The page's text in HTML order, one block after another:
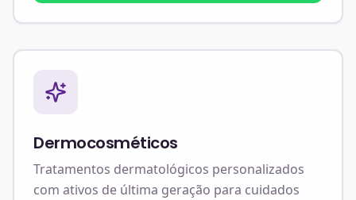
Dermocosméticos
Tratamentos dermatológicos personalizados
com ativos de última geração para cuidados